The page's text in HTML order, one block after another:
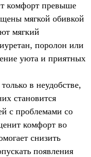
комфорт превыше
мягкой обивкой
мягкий
поролон или
уюта и приятных
в неудобстве,
становится
с проблемами со
комфорт во
снизить
появления